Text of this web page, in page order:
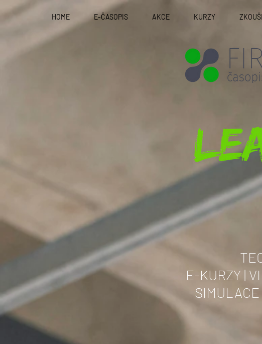
HOME E-ČASOPIS AKCE KURZY
E-KURZY |